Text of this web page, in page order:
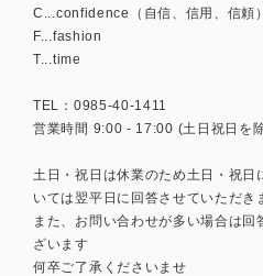
C...confidence（自信、信用、信頼）
F...fashion
T...time
TEL：0985-40-1411
営業時間 9:00 - 17:00 (土日祝日を
土日・祝日は休業のため土日・祝日
いては翌平日に回答させていただき
また、お問い合わせが多い場合は
ざいます
何卒ご了承くださいませ